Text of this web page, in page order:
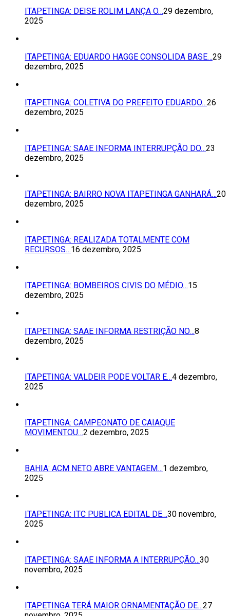
ITAPETINGA: DEISE ROLIM LANÇA O…29 dezembro,
2025
ITAPETINGA: EDUARDO HAGGE CONSOLIDA BASE…29
dezembro, 2025
ITAPETINGA: COLETIVA DO PREFEITO EDUARDO…26
dezembro, 2025
ITAPETINGA: SAAE INFORMA INTERRUPÇÃO DO…23
dezembro, 2025
ITAPETINGA: BAIRRO NOVA ITAPETINGA GANHARÁ…20
dezembro, 2025
ITAPETINGA: REALIZADA TOTALMENTE COM
RECURSOS…16 dezembro, 2025
ITAPETINGA: BOMBEIROS CIVIS DO MÉDIO…15
dezembro, 2025
ITAPETINGA: SAAE INFORMA RESTRIÇÃO NO…8
dezembro, 2025
ITAPETINGA: VALDEIR PODE VOLTAR E…4 dezembro,
2025
ITAPETINGA: CAMPEONATO DE CAIAQUE
MOVIMENTOU…2 dezembro, 2025
BAHIA: ACM NETO ABRE VANTAGEM…1 dezembro,
2025
ITAPETINGA: ITC PUBLICA EDITAL DE…30 novembro,
2025
ITAPETINGA: SAAE INFORMA A INTERRUPÇÃO…30
novembro, 2025
ITAPETINGA TERÁ MAIOR ORNAMENTAÇÃO DE…27